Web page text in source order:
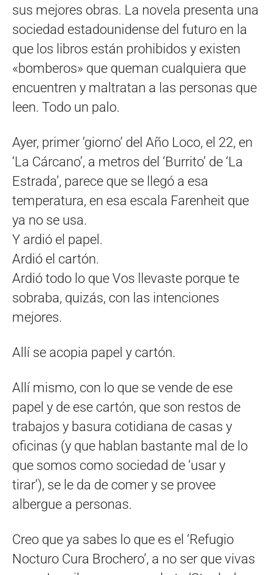
sus mejores obras.​ La novela presenta una
sociedad estadounidense del futuro en la
que los libros están prohibidos y existen
«bomberos» que queman cualquiera que
encuentren y maltratan a las personas que
leen.​ Todo un palo.
Ayer, primer ‘giorno’ del Año Loco, el 22, en
‘La Cárcano’, a metros del ‘Burrito’ de ‘La
Estrada’, parece que se llegó a esa
temperatura, en esa escala Farenheit que
ya no se usa.
Y ardió el papel.
Ardió el cartón.
Ardió todo lo que Vos llevaste porque te
sobraba, quizás, con las intenciones
mejores.
Allí se acopia papel y cartón.
Allí mismo, con lo que se vende de ese
papel y de ese cartón, que son restos de
trabajos y basura cotidiana de casas y
oficinas (y que hablan bastante mal de lo
que somos como sociedad de ‘usar y
tirar’), se le da de comer y se provee
albergue a personas.
Creo que ya sabes lo que es el ‘Refugio
Nocturo Cura Brochero’, a no ser que vivas